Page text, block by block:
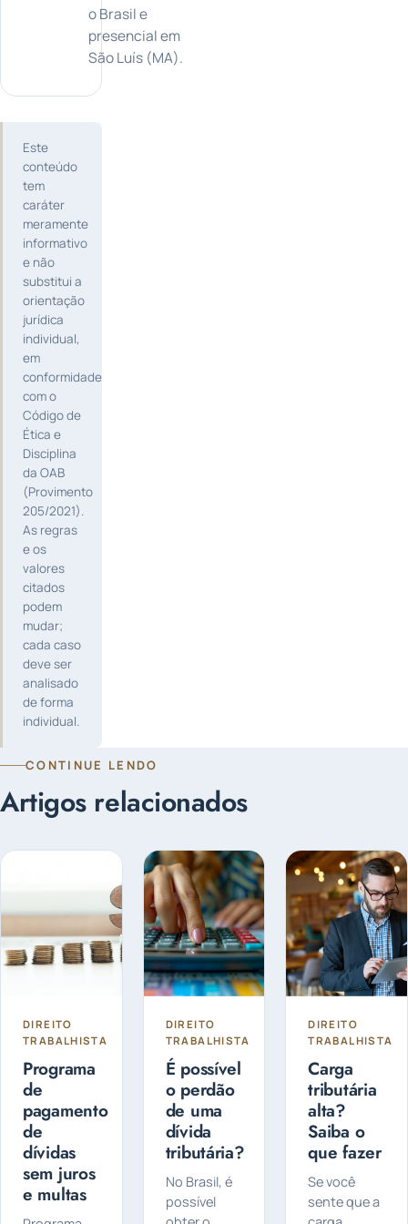
o Brasil e
presencial em
São Luís (MA).
Este
conteúdo
tem
caráter
meramente
informativo
e não
substitui a
orientação
jurídica
individual,
em
conformidade
com o
Código de
Ética e
Disciplina
da OAB
(Provimento
205/2021).
As regras
e os
valores
citados
podem
mudar;
cada caso
deve ser
analisado
de forma
individual.
CONTINUE LENDO
Artigos relacionados
DIREITO
TRABALHISTA
Programa
de
pagamento
de
dívidas
sem juros
e multas
DIREITO
TRABALHISTA
É possível
o perdão
de uma
dívida
tributária?
No Brasil, é
possível
DIREITO
TRABALHISTA
Carga
tributária
alta?
Saiba o
que fazer
Se você
sente que a